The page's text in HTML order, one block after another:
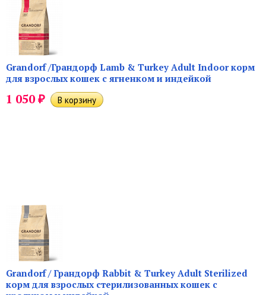
Grandorf /Грандорф Lamb & Turkey Adult Indoor корм
для взрослых кошек с ягненком и индейкой
1 050₽
Grandorf / Грандорф Rabbit & Turkey Adult Sterilized
корм для взрослых стерилизованных кошек с